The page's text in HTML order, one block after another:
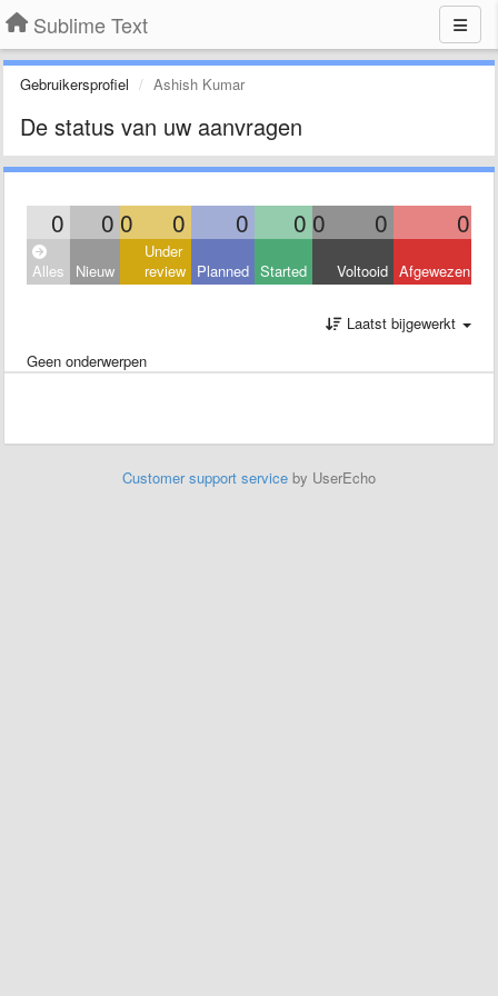
Sublime Text
Gebruikersprofiel Ashish Kumar
De status van uw aanvragen
0 0 0 0 0 0 0 0 0
Alles Nieuw
Under
review Planned Started Voltooid Afgewezen
Laatst bijgewerkt
Geen onderwerpen
Customer support service by UserEcho